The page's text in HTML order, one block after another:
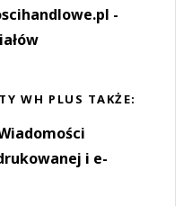
-
WH PLUS TAKŻE:
i e-